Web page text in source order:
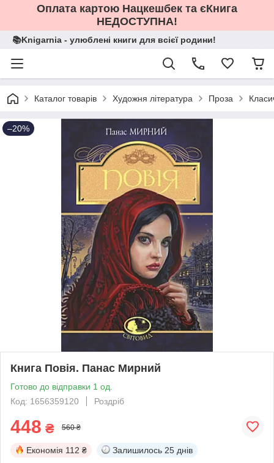
Оплата картою Нацкешбек та єКнига
НЕДОСТУПНА!
📚Knigarnia - улюблені книги для всієї родини!
Каталог товарів Художня література Проза
–20%
Книга Повія. Панас Мирний
Готово до відправки 1 од.
Код: 1656359120
Роздріб
448 ₴ 560 ₴
Економія 112 ₴ Залишилось 25 днів